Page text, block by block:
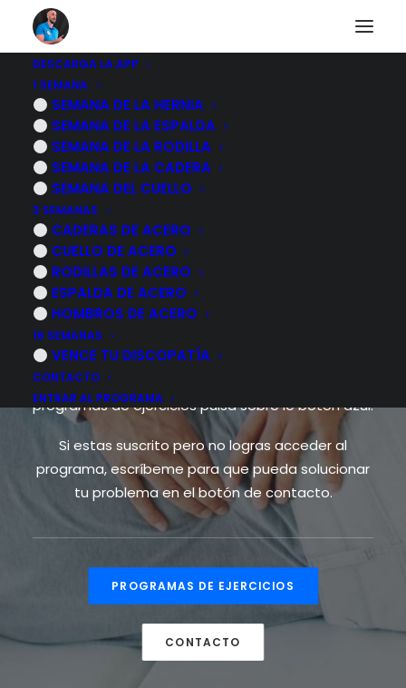
DESCARGA LA APP
1 SEMANA
SEMANA DE LA HERNIA
SEMANA DE LA ESPALDA
SEMANA DE LA RODILLA
SEMANA DE LA CADERA
SEMANA DEL CUELLO
3 SEMANAS
CADERAS DE ACERO
CUELLO DE ACERO
RODILLAS DE ACERO
ESPALDA DE ACERO
HOMBROS DE ACERO
16 SEMANAS
VENCE TU DISCOPATÍA
CONTACTO
ENTRAR AL PROGRAMA
No puedes acceder a
este contenido
Desgraciadamente el contenido al que quieres
acceder es exclusivo para nuestros suscriptores.
Si ya eres suscriptor de alguno de los programas
de rehabilitación inicia sesión identificándote a
Si quieres obtener información sobre mis
programas de ejercicios pulsa sobre le botón azul.
Si estas suscrito pero no logras acceder al
programa, escríbeme para que pueda solucionar
tu problema en el botón de contacto.
PROGRAMAS DE EJERCICIOS
CONTACTO